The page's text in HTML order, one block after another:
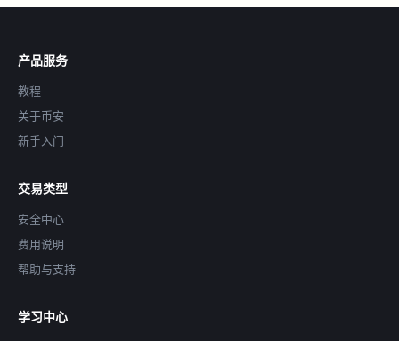
产品服务
教程
关于币安
新手入门
交易类型
安全中心
费用说明
帮助与支持
学习中心